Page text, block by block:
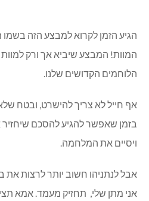
הגיע הזמן לקרוא למבצע הזה
המוות! המבצע שיביא אך ורק
הלוחמים הקדושים שלנו.
אף חייל לא צריך להישרט, ובטח
בזמן שאפשר להגיע להסכם
ויסיים את המלחמה.
אבל לנתניהו חשוב יותר לרצות את
אני מתן שלי, תחזיק מעמד. אמא